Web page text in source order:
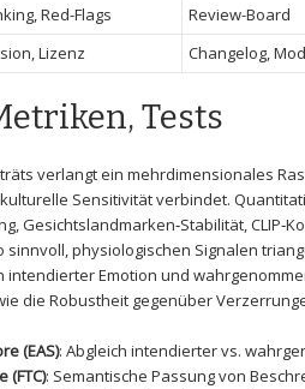
Red-Flags
Review-Board
Lizenz Changelog,
Tests
verlangt ein mehrdimensionales
Sensitivität verbindet.
Gesichtslandmarken‑Stabilität,
physiologischen Signalen
Emotion und
die Robustheit gegenüber
(EAS): Abgleich ⁣intendierter vs.⁣
(FTC): Semantische Passung von